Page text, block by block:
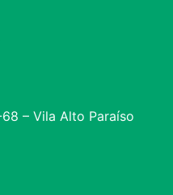
– Vila Alto Paraíso